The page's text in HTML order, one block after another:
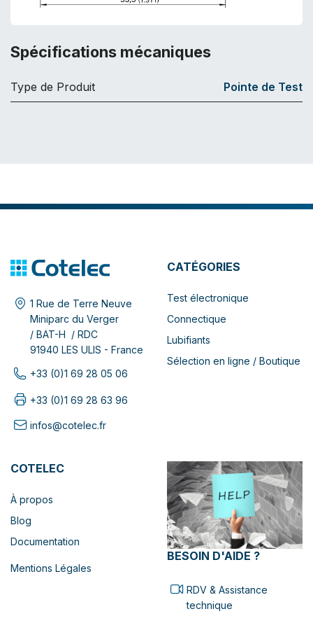
Spécifications mécaniques
Type de Produit Pointe de Test
1 Rue de Terre Neuve
Miniparc du Verger
/ BAT-H / RDC
91940 LES ULIS - France
+33 (0)1 69 28 05 06
+33 (0)1 69 28 63 96
infos@cotelec.fr
CATÉGORIES
Test électronique
Connectique
Lubifiants
Sélection en ligne / Boutique
COTELEC
À propos
Blog
Documentation
Mentions Légales
BESOIN D'AIDE ?
RDV & Assistance
technique